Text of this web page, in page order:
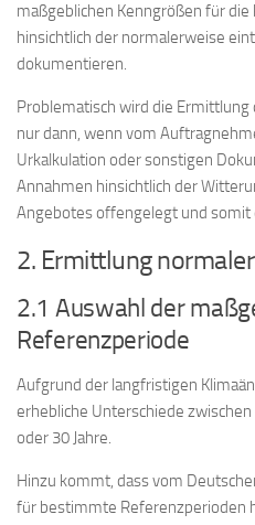
maßgeblichen Kenngrößen für
hinsichtlich der normalerweise
dokumentieren.
Problematisch wird die
nur dann, wenn vom
Urkalkulation oder sonstigen
Annahmen hinsichtlich der
Angebotes offengelegt und
2. Ermittlung
2.1 Auswahl der
Referenzperiode
Aufgrund der langfristigen
erhebliche Unterschiede
oder 30 Jahre.
Hinzu kommt, dass vom
für bestimmte Referenzperioden